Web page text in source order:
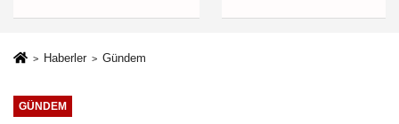
Haberler Gündem
GÜNDEM